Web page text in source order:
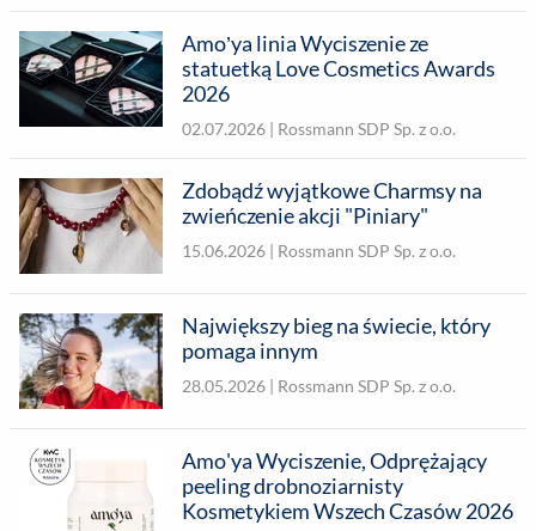
Amo’ya linia Wyciszenie ze
statuetką Love Cosmetics Awards
2026
02.07.2026 | Rossmann SDP Sp. z o.o.
Zdobądź wyjątkowe Charmsy na
zwieńczenie akcji "Piniary"
15.06.2026 | Rossmann SDP Sp. z o.o.
Największy bieg na świecie, który
pomaga innym
28.05.2026 | Rossmann SDP Sp. z o.o.
Amo'ya Wyciszenie, Odprężający
peeling drobnoziarnisty
Kosmetykiem Wszech Czasów 2026